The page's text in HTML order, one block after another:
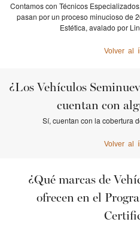
Contamos con Técnicos
pasan por un proceso minucioso de
Estética, avalado por
Volver al
¿Los Vehículos
cuentan con
Sí, cuentan con la cobertura
Volver al
¿Qué marcas de
ofrecen en el